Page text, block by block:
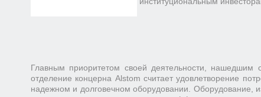
Главным приоритетом своей деятельности, нашедшим
отделение концерна Alstom считает удовлетворение
надежном и долговечном оборудовании. Оборудование,